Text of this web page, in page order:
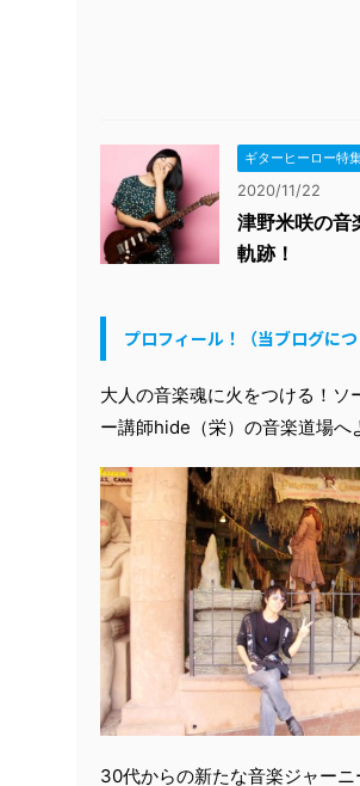
ギターヒーロー特集
2020/11/22
津野米咲の音
軌跡！
プロフィール！（当ブログにつ
大人の音楽魂に火をつける！ソ
ー講師hide（栄）の音楽道場へ
30代からの新たな音楽ジャーニ